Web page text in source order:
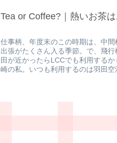
Tea or Coffee?｜熱いお茶は
仕事柄、年度末のこの時期は、中
出張がたくさん入る季節。で、飛
田が近かったらLCCでも利用する
崎の私。いつも利用するのは羽田空